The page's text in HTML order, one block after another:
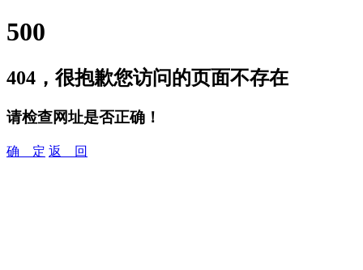
500
404，很抱歉您访问的页面不存在
请检查网址是否正确！
确 定 返 回